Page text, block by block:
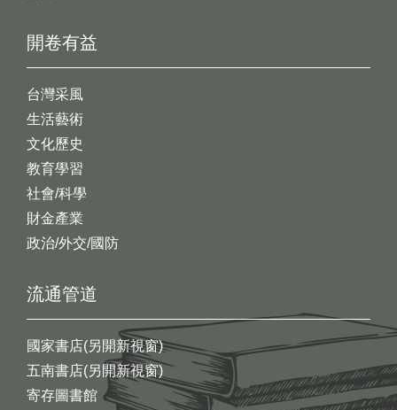
開卷有益
台灣采風
生活藝術
文化歷史
教育學習
社會/科學
財金產業
政治/外交/國防
流通管道
國家書店(另開新視窗)
五南書店(另開新視窗)
寄存圖書館